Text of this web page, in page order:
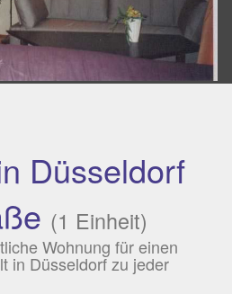
Düsseldorf
(1 Einheit)
Wohnung für einen
in Düsseldorf zu jeder